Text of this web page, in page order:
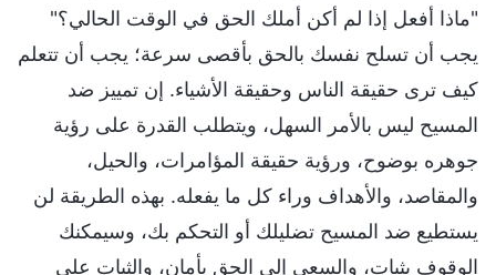
"ماذا أفعل إذا لم أكن أملك الحق في الوقت الحالي؟"
يجب أن تسلح نفسك بالحق بأقصى سرعة؛ يجب أن تتعلم
كيف ترى حقيقة الناس وحقيقة الأشياء. إن تمييز ضد
المسيح ليس بالأمر السهل، ويتطلب القدرة على رؤية
جوهره بوضوح، ورؤية حقيقة المؤامرات، والحيل،
والمقاصد، والأهداف وراء كل ما يفعله. بهذه الطريقة لن
يستطيع ضد المسيح تضليلك أو التحكم بك، وسيمكنك
الوقوف بثبات، والسعي إلى الحق بأمان، والثبات على